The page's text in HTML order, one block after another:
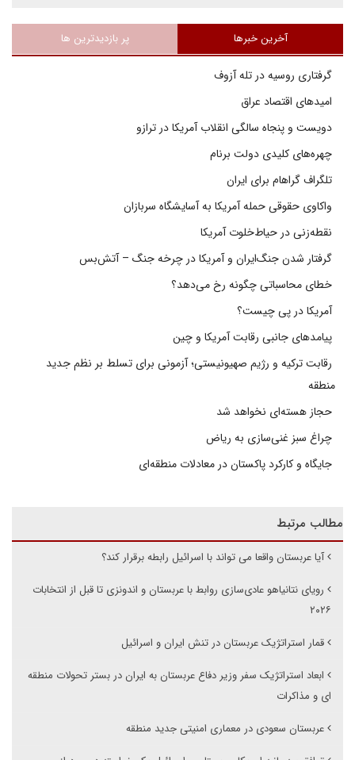
آخرین خبرها پر بازدیدترین ها
گرفتاری روسیه در تله آزوف
امیدهای اقتصاد عراق
دویست و پنجاه سالگی انقلاب آمریکا در ترازو
چهره‌های کلیدی دولت برنام
تلگراف گراهام برای ایران
واکاوی حقوقی حمله آمریکا به آسایشگاه سربازان
نقطه‌زنی در حیاط‌خلوت آمریکا
گرفتار شدن جنگ‌ایران و آمریکا در چرخه جنگ – آتش‌بس
خطای محاسباتی چگونه رخ می‌دهد؟
آمریکا در پی چیست؟
پیامدهای جانبی رقابت آمریکا و چین
رقابت ترکیه و رژیم صهیونیستی؛ آزمونی برای تسلط بر نظم جدید
منطقه
حجاز هسته‌ای نخواهد شد
چراغ سبز غنی‌سازی به ریاض
جایگاه و کارکرد پاکستان در معادلات منطقه‌ای
مطالب مرتبط
آیا عربستان واقعا می تواند با اسرائیل رابطه برقرار کند؟
رویای نتانیاهو عادی‌سازی روابط با عربستان و اندونزی تا قبل از انتخابات
۲۰۲۶
قمار استراتژیک عربستان در تنش ایران و اسرائیل
ابعاد استراتژیک سفر وزیر دفاع عربستان به ایران در بستر تحولات منطقه
ای و مذاکرات
عربستان سعودی در معماری امنیتی جدید منطقه